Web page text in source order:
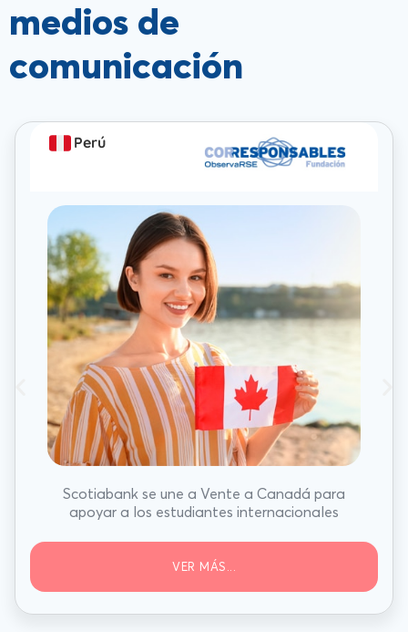
medios de
comunicación
Perú
Scotiabank se une a Vente a Canadá para
apoyar a los estudiantes internacionales
VER MÁS...